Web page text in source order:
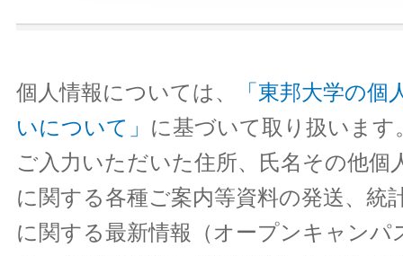
個人情報については、
「東邦大学の個
いについて」 に基づいて取り扱います
ご入力いただいた住所、氏名その他個
に関する各種ご案内等資料の発送、統
に関する最新情報（オープンキャンパ